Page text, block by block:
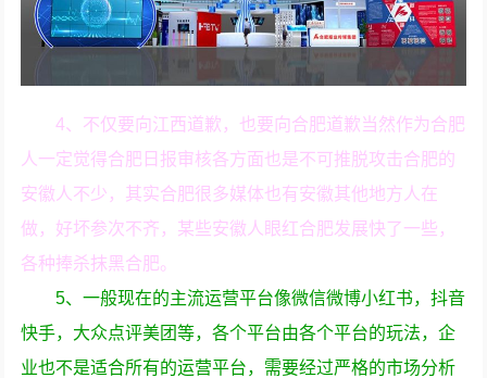
4、不仅要向江西道歉，也要向合肥道歉当然作为合肥
人一定觉得合肥日报审核各方面也是不可推脱攻击合肥的
安徽人不少，其实合肥很多媒体也有安徽其他地方人在
做，好坏参次不齐，某些安徽人眼红合肥发展快了一些，
各种捧杀抹黑合肥。
5、一般现在的主流运营平台像微信微博小红书，抖音
快手，大众点评美团等，各个平台由各个平台的玩法，企
业也不是适合所有的运营平台，需要经过严格的市场分析